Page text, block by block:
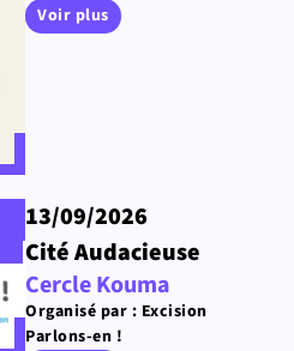
Voir plus
13/09/2026
Cité Audacieuse
Cercle Kouma
Organisé par : Excision
Parlons-en !